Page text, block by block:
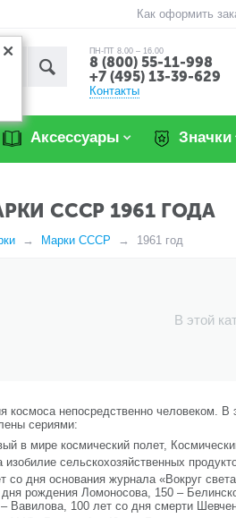
Как оформить
ПН-ПТ 8.00 – 16.00
8 (800) 55-11-998
+7 (495) 13-39-629
Контакты
Аксессуары Значки
СССР 1961 ГОДА
Марки СССР 1961 год
В этой
космоса непосредственно человеком.
сериями:
в мире космический полет,
изобилие сельскохозяйственных
со дня основания журнала «Вокруг
дня рождения Ломоносова, 150 –
– Вавилова, 100 лет со дня смерти